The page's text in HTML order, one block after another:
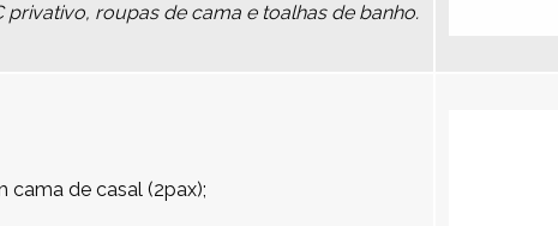
roupas de cama e toalhas de banho.
cama de casal (2pax);